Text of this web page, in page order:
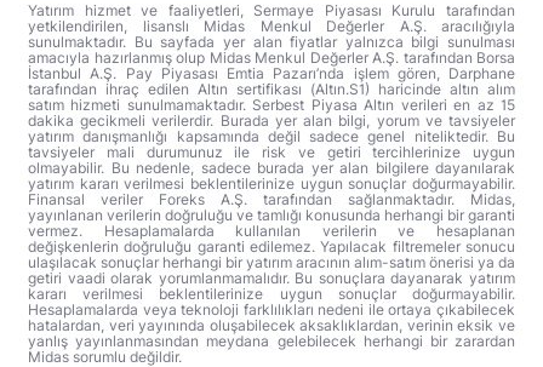
Yatırım hizmet ve faaliyetleri, Sermaye Piyasası Kurulu tarafından
yetkilendirilen, lisanslı Midas Menkul Değerler A.Ş. aracılığıyla
sunulmaktadır. Bu sayfada yer alan fiyatlar yalnızca bilgi sunulması
amacıyla hazırlanmış olup Midas Menkul Değerler A.Ş. tarafından Borsa
İstanbul A.Ş. Pay Piyasası Emtia Pazarı’nda işlem gören, Darphane
tarafından ihraç edilen Altın sertifikası (Altın.S1) haricinde altın alım
satım hizmeti sunulmamaktadır. Serbest Piyasa Altın verileri en az 15
dakika gecikmeli verilerdir. Burada yer alan bilgi, yorum ve tavsiyeler
yatırım danışmanlığı kapsamında değil sadece genel niteliktedir. Bu
tavsiyeler mali durumunuz ile risk ve getiri tercihlerinize uygun
olmayabilir. Bu nedenle, sadece burada yer alan bilgilere dayanılarak
yatırım kararı verilmesi beklentilerinize uygun sonuçlar doğurmayabilir.
Finansal veriler Foreks A.Ş. tarafından sağlanmaktadır. Midas,
yayınlanan verilerin doğruluğu ve tamlığı konusunda herhangi bir garanti
vermez. Hesaplamalarda kullanılan verilerin ve hesaplanan
değişkenlerin doğruluğu garanti edilemez. Yapılacak filtremeler sonucu
ulaşılacak sonuçlar herhangi bir yatırım aracının alım-satım önerisi ya da
getiri vaadi olarak yorumlanmamalıdır. Bu sonuçlara dayanarak yatırım
kararı verilmesi beklentilerinize uygun sonuçlar doğurmayabilir.
Hesaplamalarda veya teknoloji farklılıkları nedeni ile ortaya çıkabilecek
hatalardan, veri yayınında oluşabilecek aksaklıklardan, verinin eksik ve
yanlış yayınlanmasından meydana gelebilecek herhangi bir zarardan
Midas sorumlu değildir.